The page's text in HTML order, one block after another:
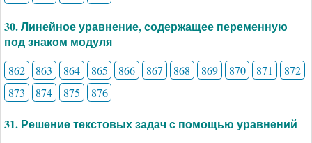
30. Линейное уравнение, содержащее переменную
под знаком модуля
862 863 864 865 866 867 868 869 870 871
872
873
874 875 876
31. Решение текстовых задач с помощью уравнений